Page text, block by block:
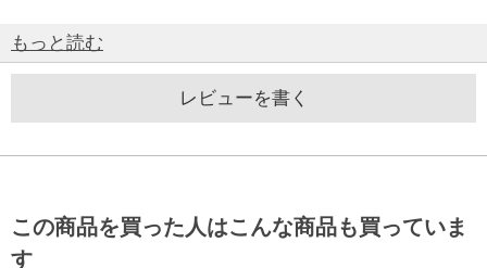
もっと読む
レビューを書く
この商品を買った人はこんな商品も買っていま
す